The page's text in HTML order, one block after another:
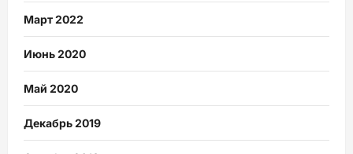
Март 2022
Июнь 2020
Май 2020
Декабрь 2019